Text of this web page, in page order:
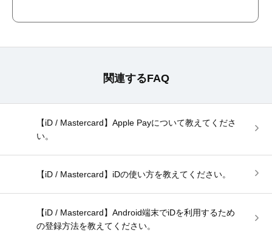
関連するFAQ
【iD / Mastercard】Apple Payについて教えてくださ
い。
【iD / Mastercard】iDの使い方を教えてください。
【iD / Mastercard】Android端末でiDを利用するため
の登録方法を教えてください。